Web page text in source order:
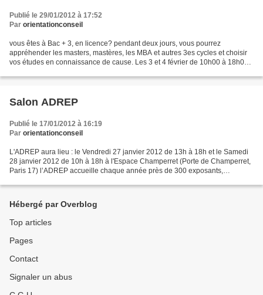
Publié le 29/01/2012 à 17:52
Par orientationconseil
vous êtes à Bac + 3, en licence? pendant deux jours, vous pourrez
appréhender les masters, mastères, les MBA et autres 3es cycles et choisir
vos études en connaissance de cause. Les 3 et 4 février de 10h00 à 18h00.
Salon ADREP
Publié le 17/01/2012 à 16:19
Par orientationconseil
L'ADREP aura lieu : le Vendredi 27 janvier 2012 de 13h à 18h et le Samedi
28 janvier 2012 de 10h à 18h à l'Espace Champerret (Porte de Champerret,
Paris 17) l’ADREP accueille chaque année près de 300 exposants,
Hébergé par Overblog
Top articles
Pages
Contact
Signaler un abus